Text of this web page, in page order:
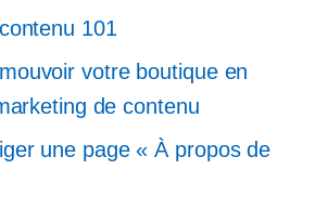
101
votre boutique en
de contenu
une page « À propos de